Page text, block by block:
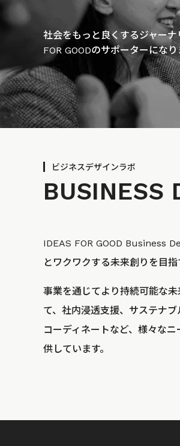
社会をもっと良くするジャー
FOR GOODのサポーターになり
ビジネスデザインラボ
BUSINESS
IDEAS FOR GOOD Business
とワクワクする未来創りを目指
事業を通じてより持続可能な
て、社内浸透支援、サステナ
コーディネートなど、様々な
供しています。